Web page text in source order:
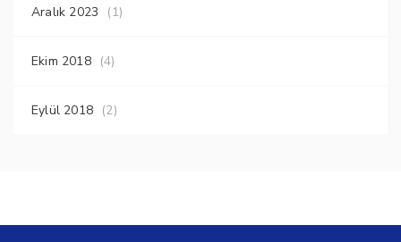
Aralık 2023 (1)
Ekim 2018 (4)
Eylül 2018 (2)